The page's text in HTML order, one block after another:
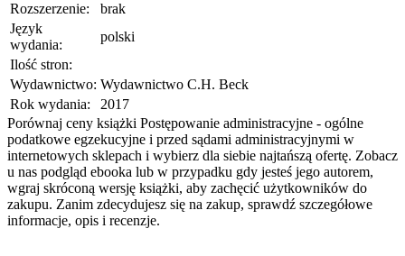
Rozszerzenie:
brak
Język
wydania:
polski
Ilość stron:
Wydawnictwo: Wydawnictwo C.H. Beck
Rok wydania:
2017
Porównaj ceny książki Postępowanie administracyjne - ogólne
podatkowe egzekucyjne i przed sądami administracyjnymi w
internetowych sklepach i wybierz dla siebie najtańszą ofertę. Zobacz
u nas podgląd ebooka lub w przypadku gdy jesteś jego autorem,
wgraj skróconą wersję książki, aby zachęcić użytkowników do
zakupu. Zanim zdecydujesz się na zakup, sprawdź szczegółowe
informacje, opis i recenzje.